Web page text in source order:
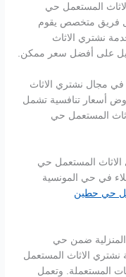
المستعمل حي
فريق متخصص يقوم
نشتري الاثاث
على أفضل سعر ممكن.
مجال نشتري الاثاث
أسعار تنافسية تشمل
المستعمل حي
المستعمل حي
في حي المونسية
حي حطين
ضمن حي
الاثاث المستعمل
المستعملة. وتعمل